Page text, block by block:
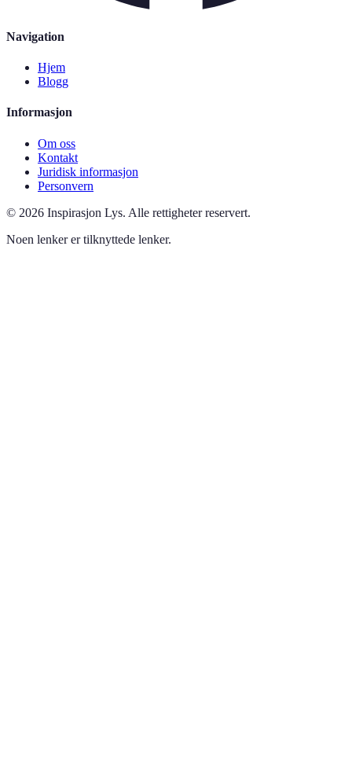
Navigation
Hjem
Blogg
Informasjon
Om oss
Kontakt
Juridisk informasjon
Personvern
© 2026 Inspirasjon Lys. Alle rettigheter reservert.
Noen lenker er tilknyttede lenker.